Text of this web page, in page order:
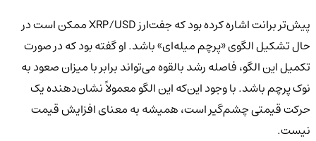
پیش‌تر برانت اشاره کرده بود که جفت‌ارز XRP/USD ممکن است در
حال تشکیل الگوی «پرچم میله‌ای» باشد. او گفته بود که در صورت
تکمیل این الگو، فاصله رشد بالقوه می‌تواند برابر با میزان صعود به
نوک پرچم باشد. با وجود این‌که این الگو معمولاً نشان‌دهنده یک
حرکت قیمتی چشم‌گیر است، همیشه به معنای افزایش قیمت
نیست.